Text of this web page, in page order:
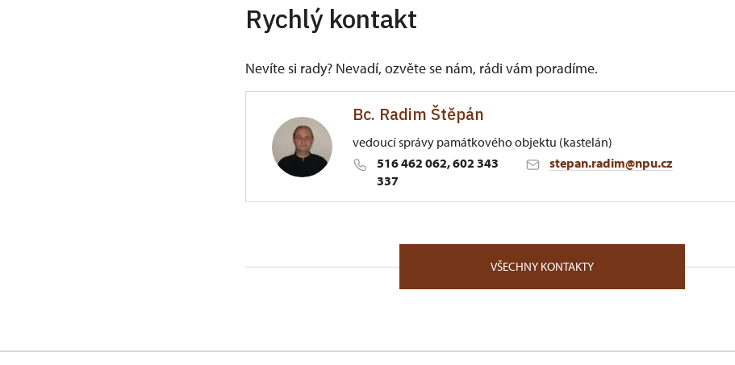
Rychlý kontakt
Nevíte si rady? Nevadí, ozvěte se nám, rádi vám poradíme.
Bc. Radim Štěpán
vedoucí správy památkového objektu (kastelán)
516 462 062, 602 343
337
stepan.radim@npu.cz
Zámecká 1/, Kunštát na Moravě 67972
VŠECHNY KONTAKTY